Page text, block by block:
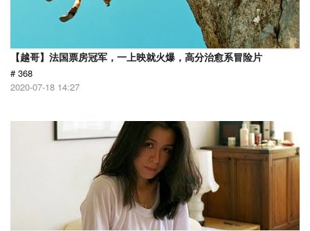
【越哥】法国票房冠军，一上映就火爆，高分治愈系冒险片
# 368
2020-07-18 14:27